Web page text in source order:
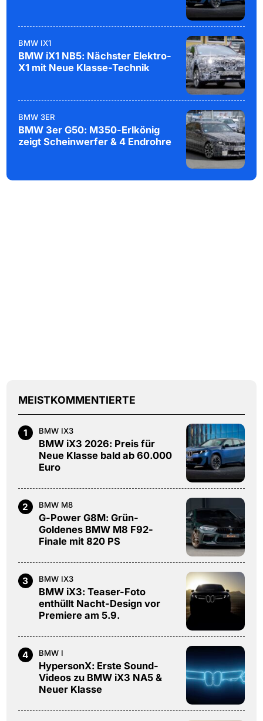
BMW IX1
BMW iX1 NB5: Nächster Elektro-
X1 mit Neue Klasse-Technik
BMW 3ER
BMW 3er G50: M350-Erlkönig
zeigt Scheinwerfer & 4 Endrohre
MEISTKOMMENTIERTE
1 BMW IX3
BMW iX3 2026: Preis für
Neue Klasse bald ab 60.000
Euro
2 BMW M8
G-Power G8M: Grün-
Goldenes BMW M8 F92-
Finale mit 820 PS
3 BMW IX3
BMW iX3: Teaser-Foto
enthüllt Nacht-Design vor
Premiere am 5.9.
4 BMW I
HypersonX: Erste Sound-
Videos zu BMW iX3 NA5 &
Neuer Klasse